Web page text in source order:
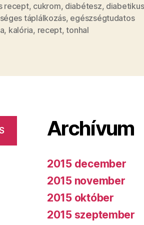
recept, cukrom, diabétesz,
táplálkozás, egészségtudatos
, kalória, recept,tonhal
Archívum
2015 december
2015 november
2015 október
2015 szeptember